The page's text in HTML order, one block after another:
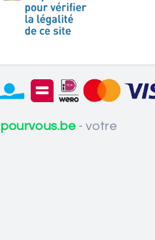
pourvous.be - votre